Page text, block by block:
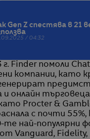
Gen Z спестява в 21
/ 04:32
г. Finder помоли
компании, като
и онлайн
Procter &
с почти
най-популярни
Vanguard, Fidelity,